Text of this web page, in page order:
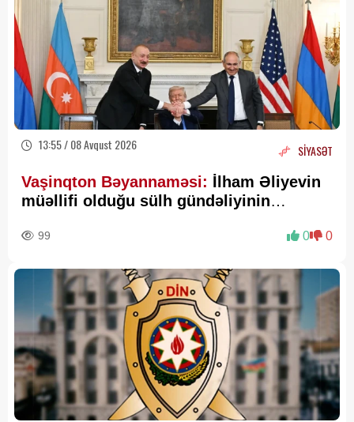
13:55 / 08 Avqust 2026 SİYASƏT
Vaşinqton Bəyannaməsi: İlham Əliyevin
müəllifi olduğu sülh gündəliyinin
99 0 0